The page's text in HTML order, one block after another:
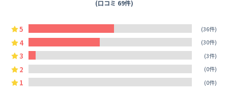
(口コミ 69件)
5 (36件)
4 (30件)
3 (3件)
2 (0件)
1 (0件)